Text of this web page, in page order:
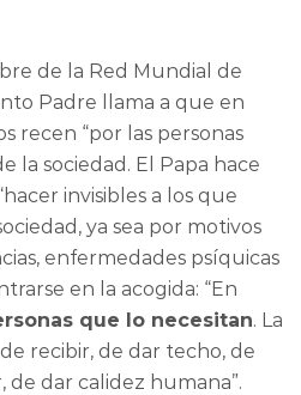
de la Red Mundial de
Padre llama a que en
recen “por las personas
la sociedad. El Papa hace
invisibles a los que
ya sea por motivos
enfermedades psíquicas
en la acogida: “En
que lo necesitan. La
recibir, de dar techo, de
de dar calidez humana”.